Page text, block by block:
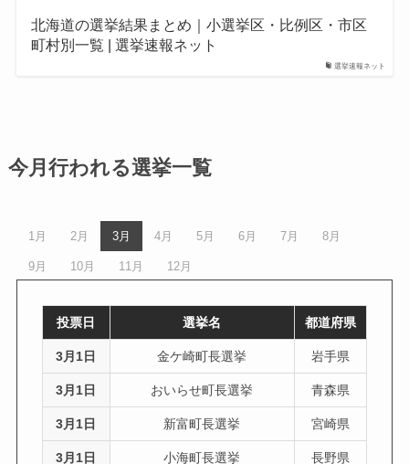
選挙速報ネット
北海道の選挙結果まとめ｜小選挙区・比例区・市区
町村別一覧 | 選挙速報ネット
今月行われる選挙一覧
1月 2月 3月 4月 5月 6月 7月 8月
9月 10月 11月 12月
投票日 選挙名 都道府県
3月1日 金ケ崎町長選挙 岩手県
3月1日 おいらせ町長選挙 青森県
3月1日 新富町長選挙 宮崎県
3月1日 小海町長選挙 長野県